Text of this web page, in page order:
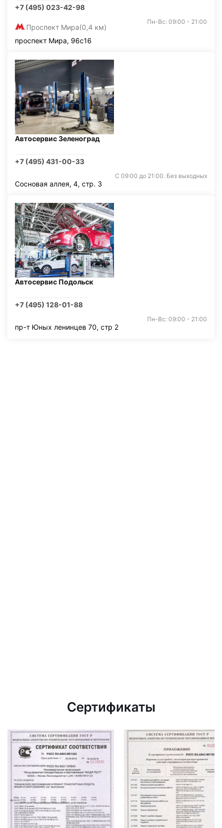
+7 (495) 023-42-98
Проспект Мира(0,4 км)
Пн-Вс: 09:00 - 21:00
проспект Мира, 96с16
Автосервис Зеленоград
+7 (495) 431-00-33
С 09:00 до 21:00. Без выходных
Сосновая аллея, 4, стр. 3
Автосервис Подольск
+7 (495) 128-01-88
Пн-Вс: 09:00 - 21:00
пр-т Юных ленинцев 70, стр 2
Сертификаты